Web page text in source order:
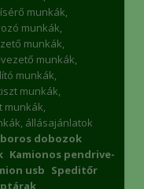
munkák,
munkák,
munkák,
munkák,
munkák,
munkák,
munkák,
állásajánlatok
dobozok
Kamionos pendrive-
usb Speditőr